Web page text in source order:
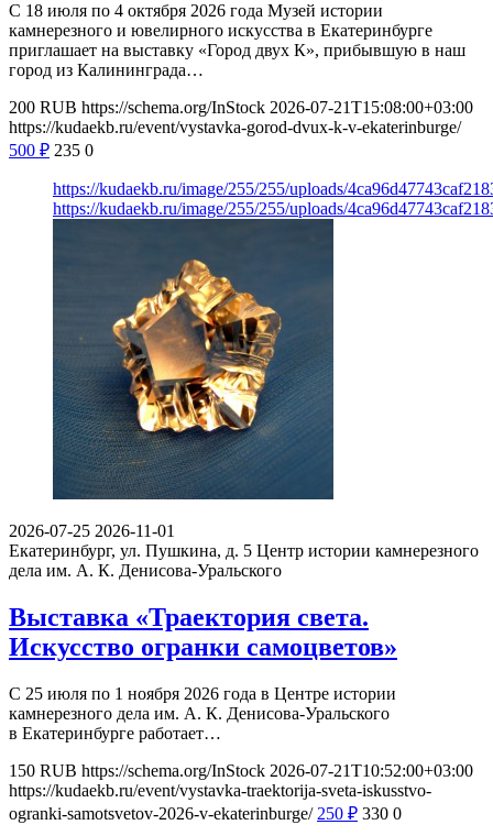
С 18 июля по 4 октября 2026 года Музей истории
камнерезного и ювелирного искусства в Екатеринбурге
приглашает на выставку «Город двух К», прибывшую в наш
город из Калининграда…
200 RUB https://schema.org/InStock 2026-07-21T15:08:00+03:00
https://kudaekb.ru/event/vystavka-gorod-dvux-k-v-ekaterinburge/
500 ₽ 235 0
https://kudaekb.ru/image/255/255/uploads/
https://kudaekb.ru/image/255/255/uploads/
2026-07-25 2026-11-01
Екатеринбург, ул. Пушкина, д. 5 Центр истории камнерезного
дела им. А. К. Денисова-Уральского
Выставка «Траектория света.
Искусство огранки самоцветов»
С 25 июля по 1 ноября 2026 года в Центре истории
камнерезного дела им. А. К. Денисова-Уральского
в Екатеринбурге работает…
150 RUB https://schema.org/InStock 2026-07-21T10:52:00+03:00
https://kudaekb.ru/event/vystavka-traektorija-sveta-iskusstvo-
ogranki-samotsvetov-2026-v-ekaterinburge/ 250 ₽ 330 0